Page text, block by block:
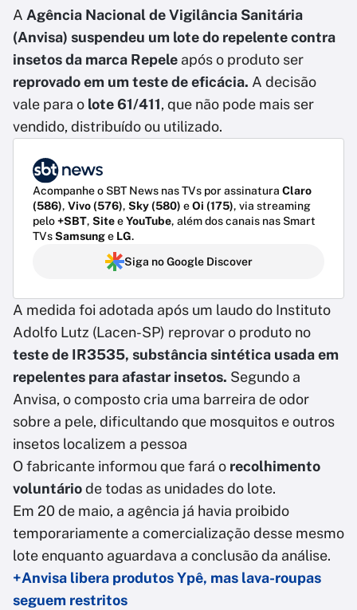
A Agência Nacional de Vigilância Sanitária
(Anvisa) suspendeu um lote do repelente contra
insetos da marca Repele após o produto ser
reprovado em um teste de eficácia. A decisão
vale para o lote 61/411, que não pode mais ser
vendido, distribuído ou utilizado.
Acompanhe o SBT News nas TVs por assinatura Claro
(586), Vivo (576), Sky (580) eOi (175), via streaming
pelo+SBT, SiteeYouTube, além dos canais nas Smart
TVsSamsunge LG.
Siga no Google Discover
A medida foi adotada após um laudo do Instituto
Adolfo Lutz (Lacen-SP) reprovar o produto no
teste de IR3535, substância sintética usada em
repelentes para afastar insetos. Segundo a
Anvisa, o composto cria uma barreira de odor
sobre a pele, dificultando que mosquitos e outros
insetos localizem a pessoa
O fabricante informou que fará o recolhimento
voluntáriode todas as unidades do lote.
Em 20 de maio, a agência já havia proibido
temporariamente a comercialização desse mesmo
lote enquanto aguardava a conclusão da análise.
+Anvisa libera produtos Ypê, mas lava-roupas
seguem restritos